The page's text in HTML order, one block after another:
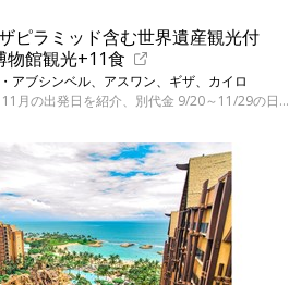
ピラミッド含む世界遺産観光付
物館観光+11食
アブシンベル、アスワン、ギザ、カイロ
9/6、13、27、11/8、15（9～11月の出発日を紹介、別代金 9/20～11/29の日曜の指定日）